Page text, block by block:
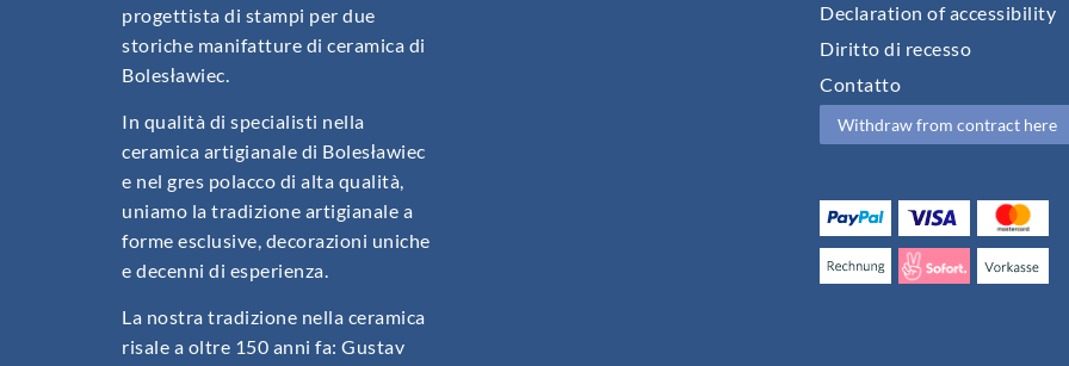
progettista di stampi per due
storiche manifatture di ceramica di
Bolesławiec.
In qualità di specialisti nella
ceramica artigianale di Bolesławiec
e nel gres polacco di alta qualità,
uniamo la tradizione artigianale a
forme esclusive, decorazioni uniche
e decenni di esperienza.
La nostra tradizione nella ceramica
risale a oltre 150 anni fa: Gustav
Declaration of accessibility
Diritto di recesso
Contatto
Withdraw from contract here